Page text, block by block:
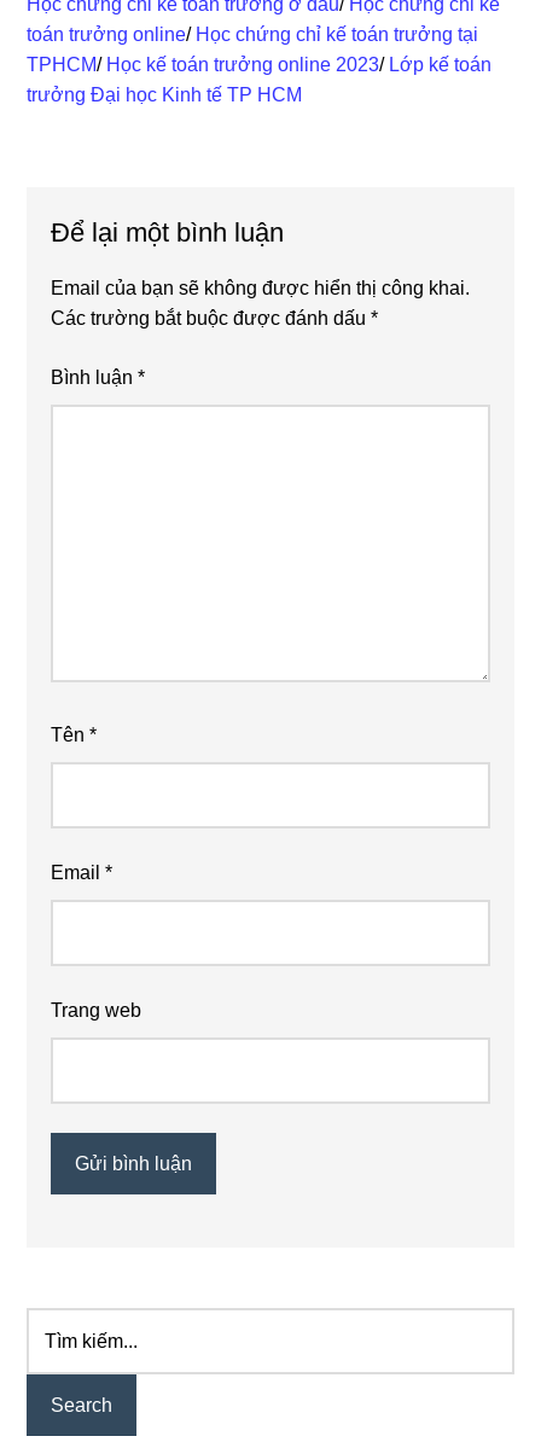
Học chứng chỉ kế toán trưởng ở đâu/ Học chứng chỉ kế
toán trưởng online/ Học chứng chỉ kế toán trưởng tại
TPHCM/ Học kế toán trưởng online 2023/ Lớp kế toán
trưởng Đại học Kinh tế TP HCM
Interactions
Để lại một bình luận
Email của bạn sẽ không được hiển thị công khai.
Các trường bắt buộc được đánh dấu*
Bình luận*
Tên*
Email*
Trang web
Primary
Sidebar
kiếm...